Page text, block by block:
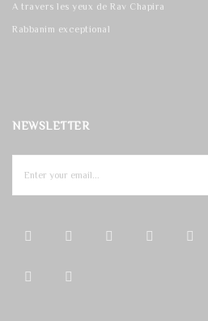
A travers les yeux de Rav Chapira
Rabbanim exceptional
NEWSLETTER